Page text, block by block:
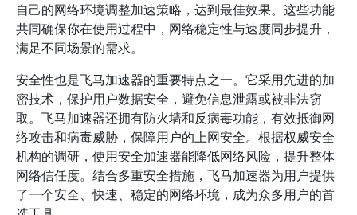
自己的网络环境调整加速策略，达到最佳效果。这些功能
共同确保你在使用过程中，网络稳定性与速度同步提升，
满足不同场景的需求。
安全性也是飞马加速器的重要特点之一。它采用先进的加
密技术，保护用户数据安全，避免信息泄露或被非法窃
取。飞马加速器还拥有防火墙和反病毒功能，有效抵御网
络攻击和病毒威胁，保障用户的上网安全。根据权威安全
机构的调研，使用安全加速器能降低网络风险，提升整体
网络信任度。结合多重安全措施，飞马加速器为用户提供
了一个安全、快速、稳定的网络环境，成为众多用户的首